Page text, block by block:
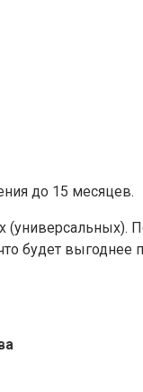
до 15 месяцев.
будет